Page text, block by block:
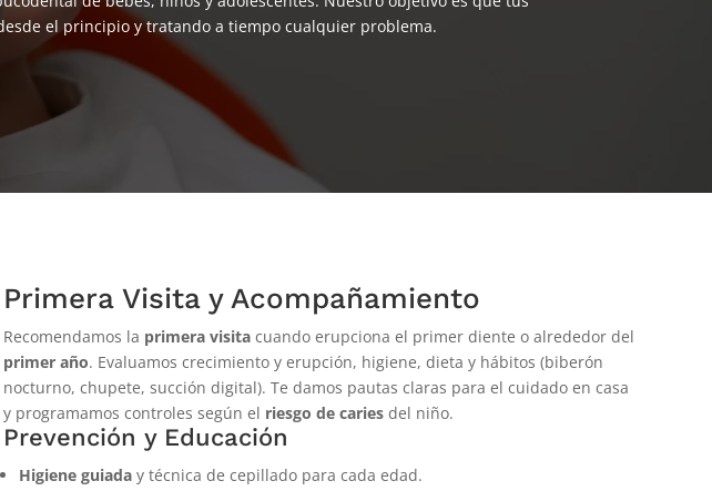
el principio y tratando a tiempo cualquier problema.
Primera Visita y Acompañamiento
Recomendamos la primera visita cuando erupciona el primer diente o alrededor del
primer año. Evaluamos crecimiento y erupción, higiene, dieta y hábitos (biberón
nocturno, chupete, succión digital). Te damos pautas claras para el cuidado en casa
y programamos controles según el riesgo de caries del niño.
Prevención y Educación
Higiene guiada y técnica de cepillado para cada edad.